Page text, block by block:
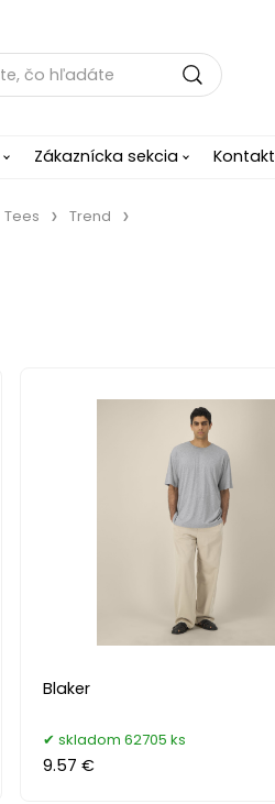
Zákaznícka sekcia Kontakt
Tees Trend
Blaker
skladom 62705 ks
9.57 €